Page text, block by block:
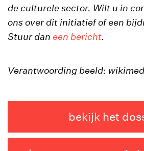
de culturele sector. Wilt u in
ons over dit initiatief of een
Stuur dan een bericht.
Verantwoording beeld:
bekijk het